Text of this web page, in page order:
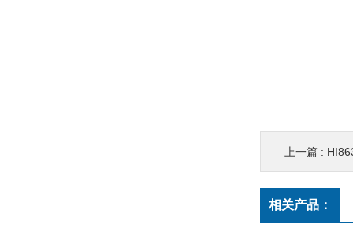
上一篇 :
相关产品：